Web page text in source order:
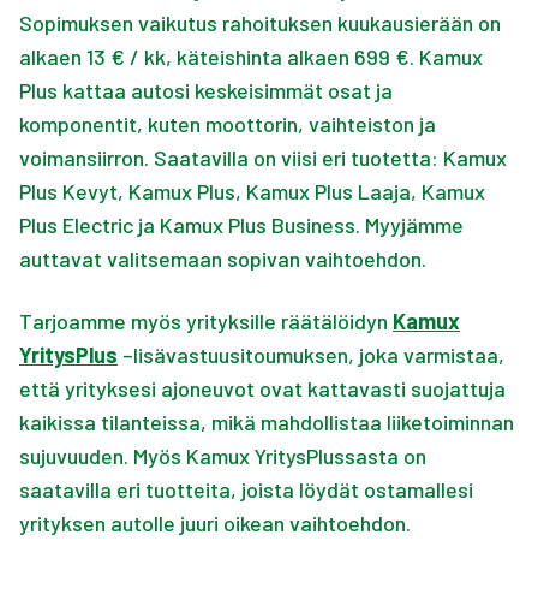
Sopimuksen vaikutus rahoituksen kuukausierään on
alkaen 13 € / kk, käteishinta alkaen 699 €. Kamux
Plus kattaa autosi keskeisimmät osat ja
komponentit, kuten moottorin, vaihteiston ja
voimansiirron. Saatavilla on viisi eri tuotetta: Kamux
Plus Kevyt, Kamux Plus, Kamux Plus Laaja, Kamux
Plus Electric ja Kamux Plus Business. Myyjämme
auttavat valitsemaan sopivan vaihtoehdon.
Tarjoamme myös yrityksille räätälöidyn Kamux
YritysPlus –lisävastuusitoumuksen, joka varmistaa,
että yrityksesi ajoneuvot ovat kattavasti suojattuja
kaikissa tilanteissa, mikä mahdollistaa liiketoiminnan
sujuvuuden. Myös Kamux YritysPlussasta on
saatavilla eri tuotteita, joista löydät ostamallesi
yrityksen autolle juuri oikean vaihtoehdon.